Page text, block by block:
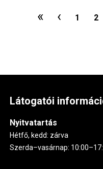
Első
«
Előző
‹ Oldal
1 2
Látogatói
Nyitvatartás
Hétfő, kedd: zárva
Szerda–vasárnap: